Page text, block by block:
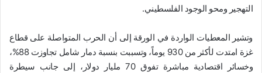
التهجير ومحو الوجود الفلسطيني.
وتشير المعطيات الواردة في الورقة إلى أن الحرب المتواصلة على قطاع
غزة امتدت لأكثر من 930 يوماً، وتسببت بنسبة دمار شامل تجاوزت 88%،
وخسائر اقتصادية مباشرة تفوق 70 مليار دولار، إلى جانب سيطرة